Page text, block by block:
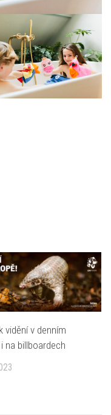
vidění v denním
na billboardech